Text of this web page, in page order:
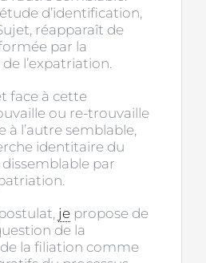
d’identification,
réapparaît de
par la
l’expatriation.
face à cette
ou re-trouvaille
à l’autre semblable,
identitaire du
dissemblable par
jepropose de
de la
la filiation comme